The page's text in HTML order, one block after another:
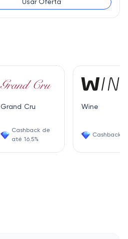
Grand Cru
Cashback de
até 16.5%
Wine
Cashback
Usar Oferta